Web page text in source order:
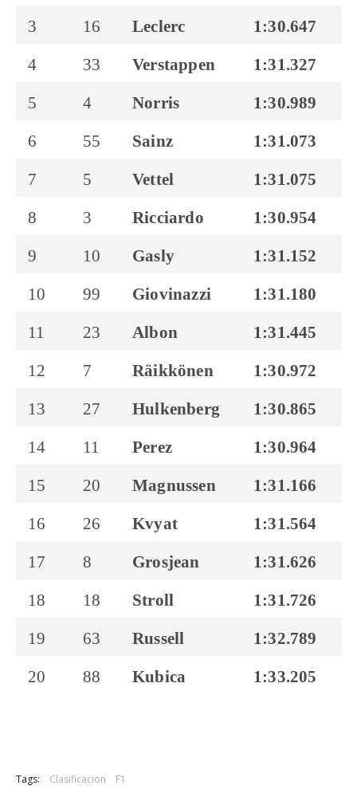
3 16 Leclerc 1:30.647
4 33 Verstappen 1:31.327
5 4 Norris 1:30.989
6 55 Sainz 1:31.073
7 5 Vettel 1:31.075
8 3 Ricciardo 1:30.954
9 10 Gasly 1:31.152
10 99 Giovinazzi 1:31.180
11 23 Albon 1:31.445
12 7 Räikkönen 1:30.972
13 27 Hulkenberg 1:30.865
14 11 Perez 1:30.964
15 20 Magnussen 1:31.166
16 26 Kvyat 1:31.564
17 8 Grosjean 1:31.626
18 18 Stroll 1:31.726
19 63 Russell 1:32.789
20 88 Kubica 1:33.205
Tags: Clasificacion F1